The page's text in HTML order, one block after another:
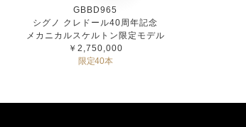
GBBD965
シグノ クレドール40周年記念
メカニカルスケルトン限定モデル
￥2,750,000
限定40本